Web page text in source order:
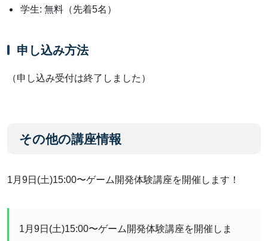
学生: 無料（先着5名）
申し込み方法
（申し込み受付は終了しました）
その他の講座情報
1月9日(土)15:00〜ゲーム開発体験講座を開催します！
1月9日(土)15:00〜ゲーム開発体験講座を開催しま